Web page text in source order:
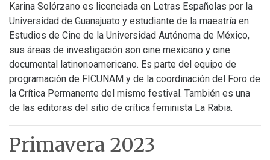
Karina Solórzano es licenciada en Letras Españolas por la
Universidad de Guanajuato y estudiante de la maestría en
Estudios de Cine de la Universidad Autónoma de México,
sus áreas de investigación son cine mexicano y cine
documental latinonoamericano. Es parte del equipo de
programación de FICUNAM y de la coordinación del Foro de
la Crítica Permanente del mismo festival. También es una
de las editoras del sitio de crítica feminista La Rabia.
Primavera 2023